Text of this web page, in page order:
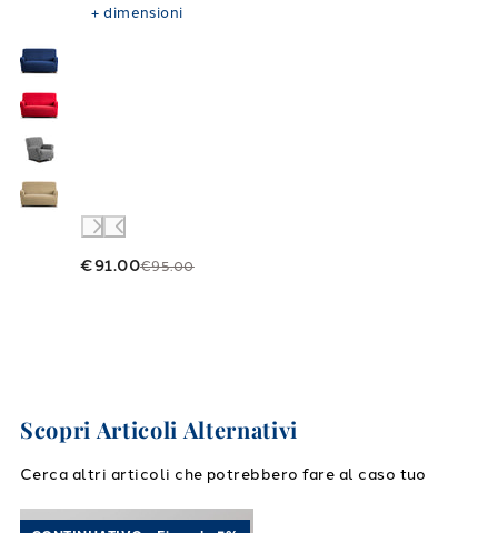
€91.00€95.00
+dimensioni
Scopri Articoli Alternativi
Cerca altri articoli che potrebbero fare al caso tuo
Link to "Completo Lenzuola Cotone tinta